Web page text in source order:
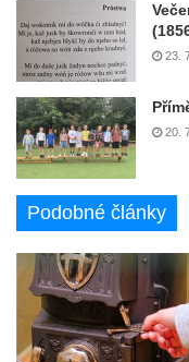
23.
20.
Podobné články